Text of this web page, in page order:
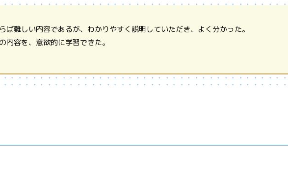
ば難しい内容であるが、わかりやすく説明していただき、よく分かった。
内容を、意欲的に学習できた。